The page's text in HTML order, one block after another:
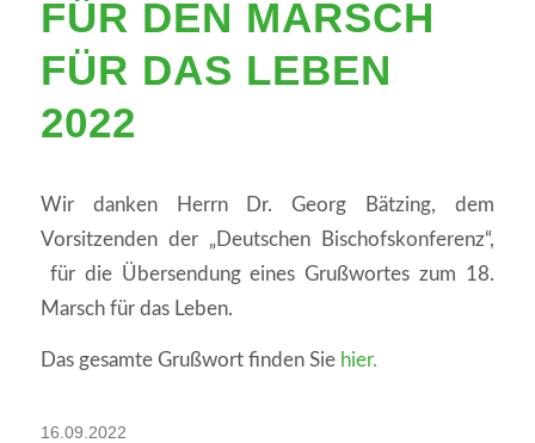
ÜR DEN MARSCH F
ÜR DAS LEBEN 2
022
Wir danken Herrn Dr. Georg Bätzing, dem
Vorsitzenden der „Deutschen Bischofskonferenz“,
für die Übersendung eines Grußwortes zum 18.
Marsch für das Leben.
Das gesamte Grußwort finden Sie hier.
16.09.2022